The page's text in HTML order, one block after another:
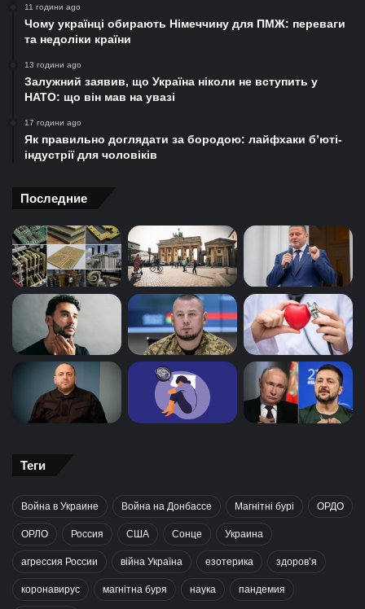
11 години ago
Чому українці обирають Німеччину для ПМЖ: переваги
та недоліки країни
13 години ago
Залужний заявив, що Україна ніколи не вступить у
НАТО: що він мав на увазі
17 години ago
Як правильно доглядати за бородою: лайфхаки б’юті-
індустрії для чоловіків
Последние
Теги
Война в Украине Война на Донбассе Магнітні бурі ОРДО
ОРЛО Россия США Сонце Украина
агрессия России війна Україна езотерика здоров’я
коронавирус магнітна буря наука пандемия